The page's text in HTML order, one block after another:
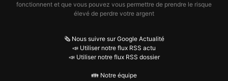
fonctionnent et que vous pouvez vous permettre de prendre le risque
élevé de perdre votre argent
🗞️ Nous suivre sur Google Actualité
📣 Utiliser notre flux RSS actu
📣 Utiliser notre flux RSS dossier
👪 Notre équipe